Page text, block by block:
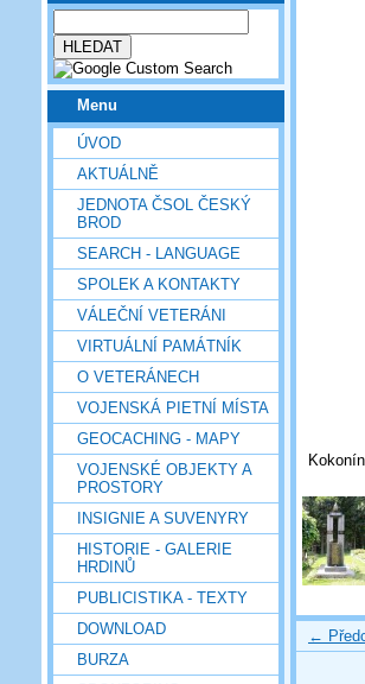
Menu
ÚVOD
AKTUÁLNĚ
JEDNOTA ČSOL ČESKÝ
BROD
SEARCH - LANGUAGE
SPOLEK A KONTAKTY
VÁLEČNÍ VETERÁNI
VIRTUÁLNÍ PAMÁTNÍK
O VETERÁNECH
VOJENSKÁ PIETNÍ MÍSTA
GEOCACHING - MAPY
VOJENSKÉ OBJEKTY A
PROSTORY
INSIGNIE A SUVENYRY
HISTORIE - GALERIE
HRDINŮ
PUBLICISTIKA - TEXTY
DOWNLOAD
BURZA
←